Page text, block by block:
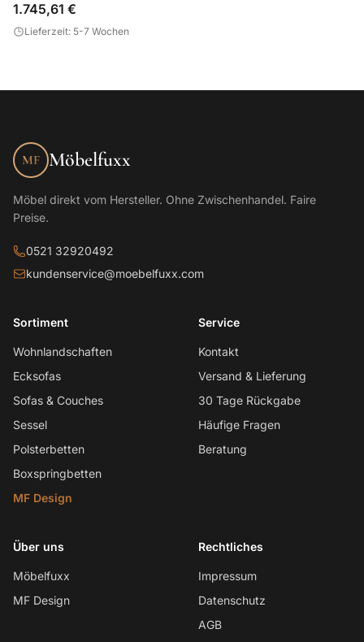
1.745,61 €
Lieferzeit: 5-7 Wochen
MF Möbelfuxx
Möbel direkt vom Hersteller. Ohne Zwischenhandel. Faire
Preise.
0521 32920492
kundenservice@moebelfuxx.com
Sortiment
Wohnlandschaften
Ecksofas
Sofas & Couches
Sessel
Polsterbetten
Boxspringbetten
MF Design
Service
Kontakt
Versand & Lieferung
30 Tage Rückgabe
Häufige Fragen
Beratung
Über uns
Möbelfuxx
MF Design
Rechtliches
Impressum
Datenschutz
AGB